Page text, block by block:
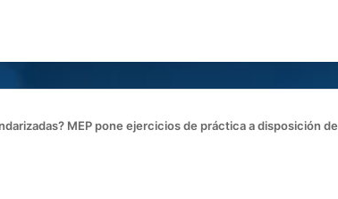
MEP pone ejercicios de práctica a disposición de